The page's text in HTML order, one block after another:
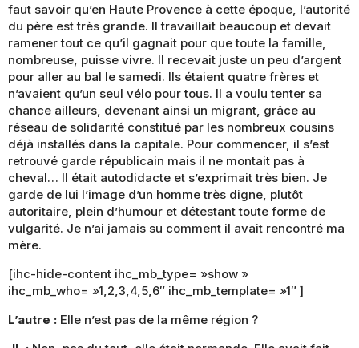
faut savoir qu’en Haute Provence à cette époque, l’autorité
du père est très grande. Il travaillait beaucoup et devait
ramener tout ce qu’il gagnait pour que toute la famille,
nombreuse, puisse vivre. Il recevait juste un peu d’argent
pour aller au bal le samedi. Ils étaient quatre frères et
n’avaient qu’un seul vélo pour tous. Il a voulu tenter sa
chance ailleurs, devenant ainsi un migrant, grâce au
réseau de solidarité constitué par les nombreux cousins
déjà installés dans la capitale. Pour commencer, il s’est
retrouvé garde républicain mais il ne montait pas à
cheval… Il était autodidacte et s’exprimait très bien. Je
garde de lui l’image d’un homme très digne, plutôt
autoritaire, plein d’humour et détestant toute forme de
vulgarité. Je n’ai jamais su comment il avait rencontré ma
mère.
[ihc-hide-content ihc_mb_type= »show »
ihc_mb_who= »1,2,3,4,5,6″ ihc_mb_template= »1″ ]
L’autre : Elle n’est pas de la même région ?